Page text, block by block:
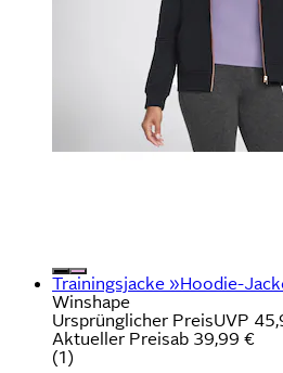
Trainingsjacke »Hoodie-
Winshape
Ursprünglicher PreisUVP
Aktueller Preisab 39,99 €
(1)